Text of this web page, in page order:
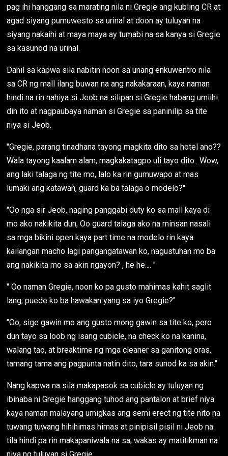
pag ihi hanggang sa marating nila ni Gregie ang kubling CR at
agad siyang pumuwesto sa urinal at doon ay tuluyan na
siyang nakaihi at maya maya ay tumabi na sa kanya si Gregie
sa kasunod na urinal.
Dahil sa kapwa sila nabitin noon sa unang enkuwentro nila
sa CR ng mall ilang buwan na ang nakakaraan, kaya naman
hindi na rin nahiya si Jeob na silipan si Gregie habang umiihi
din ito at nagpaubaya naman si Gregie sa paninilip sa tite
niya si Jeob.
"Gregie, parang tinadhana tayong magkita dito sa hotel ano??
Wala tayong kaalam alam, magkakatagpo uli tayo dito.. Wow,
ang laki talaga ng tite mo, lalo ka rin gumuwapo at mas
lumaki ang katawan, guard ka ba talaga o modelo?"
"Oo nga sir Jeob, naging panggabi duty ko sa mall kaya di
mo ako nakikita dun, Oo guard talaga ako na minsan nasali
sa mga bikini open kaya part time na modelo rin kaya
kailangan macho lagi pangangatawan ko, nagustuhan mo ba
ang nakikita mo sa akin ngayon? , he he.... "
" Oo naman Gregie, noon ko pa gusto mahimas kahit saglit
lang, puede ko ba hawakan yang sa iyo Gregie?"
"Oo, sige gawin mo ang gusto mong gawin sa tite ko, pero
dun tayo sa loob ng isang cubicle, na check ko na kanina,
walang tao, at breaktime ng mga cleaner sa ganitong oras,
tamang tama ang pagpunta natin dito, tara sunod ka sa akin."
Nang kapwa na sila makapasok sa cubicle ay tuluyan ng
ibinaba ni Gregie hanggang tuhod ang pantalon at brief niya
kaya naman malayang umigkas ang semi erect ng tite nito na
tuwang tuwang hihihimas himas at pinipisil pisil ni Jeob na
tila hindi pa rin makapaniwala na sa, wakas ay matitikman na